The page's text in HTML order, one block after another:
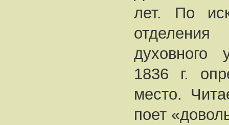
лет. По
духовного
1836 г.
место.
поет